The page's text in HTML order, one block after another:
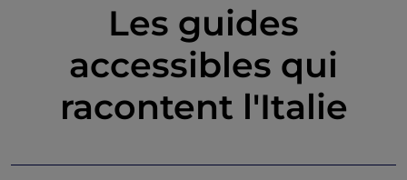
Les guides
accessibles qui
racontent l'Italie